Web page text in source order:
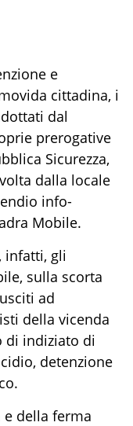
e
cittadina, i
dal
prerogative
Sicurezza,
dalla locale
info-
Mobile.
infatti, gli
sulla scorta
ad
della vicenda
di indiziato di
detenzione
della ferma